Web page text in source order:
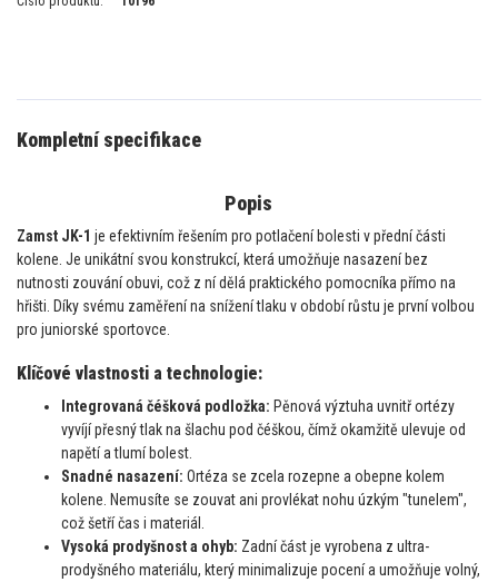
Kompletní specifikace
Popis
Zamst JK-1 je efektivním řešením pro potlačení bolesti v přední části
kolene. Je unikátní svou konstrukcí, která umožňuje nasazení bez
nutnosti zouvání obuvi, což z ní dělá praktického pomocníka přímo na
hřišti. Díky svému zaměření na snížení tlaku v období růstu je první volbou
pro juniorské sportovce.
Klíčové vlastnosti a technologie:
Integrovaná čéšková podložka: Pěnová výztuha uvnitř ortézy
vyvíjí přesný tlak na šlachu pod čéškou, čímž okamžitě ulevuje od
napětí a tlumí bolest.
Snadné nasazení: Ortéza se zcela rozepne a obepne kolem
kolene. Nemusíte se zouvat ani provlékat nohu úzkým "tunelem",
což šetří čas i materiál.
Vysoká prodyšnost a ohyb: Zadní část je vyrobena z ultra-
prodyšného materiálu, který minimalizuje pocení a umožňuje volný,